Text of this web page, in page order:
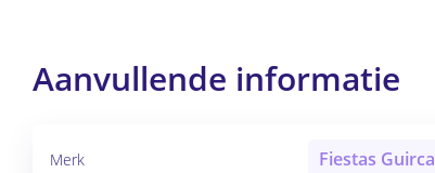
Aanvullende informatie
Merk Fiestas Guirca